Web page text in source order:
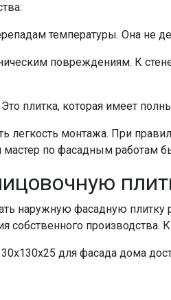
температуры. Она не
повреждениям. К
плитка, которая имеет
легкость монтажа. При
по фасадным работам
наружную фасадную плитку
собственного производства.
для фасада дома